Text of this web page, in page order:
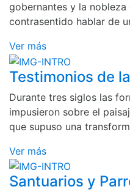
gobernantes y la
contrasentido hablar de
Ver más
Testimonios de
Durante tres siglos las
impusieron sobre el
que supuso una
Ver más
Santuarios y